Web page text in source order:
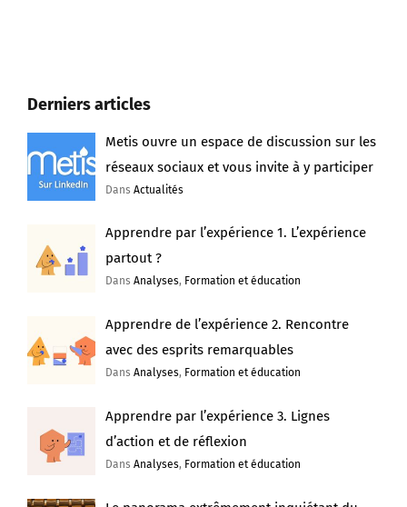
Derniers articles
Metis ouvre un espace de discussion sur les
réseaux sociaux et vous invite à y participer
DansActualités
Apprendre par l’expérience 1. L’expérience
partout ?
DansAnalyses, Formation et éducation
Apprendre de l’expérience 2. Rencontre
avec des esprits remarquables
DansAnalyses, Formation et éducation
Apprendre par l’expérience 3. Lignes
d’action et de réflexion
DansAnalyses, Formation et éducation